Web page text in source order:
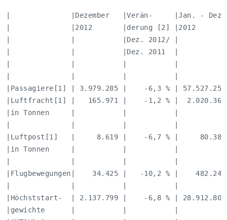
|              |Dezember   |Verän-     |Jan. -
|              |2012       |derung [2] |2012
|              |           |Dez. 2012/ |
|              |           |Dez. 2011  |
|Passagiere[1] | 3.979.285 |    -6,3 % |
|Luftfracht[1] |   165.971 |    -1,2 % |
|in Tonnen     |           |           |
|Luftpost[1]   |     8.619 |    -6,7 % |
|in Tonnen     |           |           |
|Flugbewegungen|    34.425 |   -10,2 % |
|Höchststart-  | 2.137.799 |    -6,8 % |
|gewichte      |           |           |